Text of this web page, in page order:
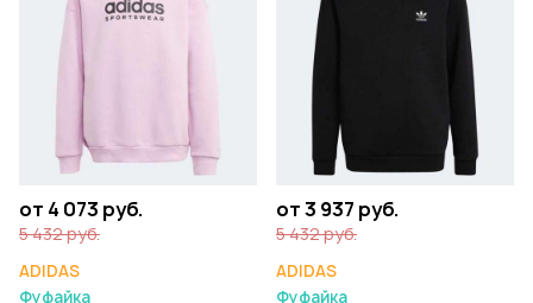
от 4 073 руб.
5 432 руб.
ADIDAS
Фуфайка
от 3 937 руб.
5 432 руб.
ADIDAS
Фуфайка